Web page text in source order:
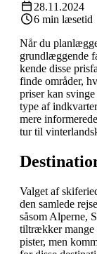
28.11.2024
6 min læsetid
Når du
grundlæggende
kende disse
finde områder,
priser kan
type af
mere
tur til
Valget af
den samlede
såsom Alperne,
tiltrækker mange
pister, men